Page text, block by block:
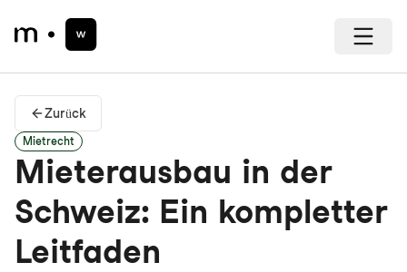
Zurück
Mietrecht
Mieterausbau in der
Schweiz: Ein kompletter
Leitfaden